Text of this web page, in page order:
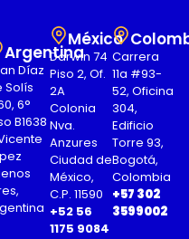
Argentina
Díaz
Solís
6°
B1638
México
Darwin 74
Piso 2, Of.
2A
Colonia
Nva.
Anzures
Ciudad de
México,
C.P. 11590
+52 56
1175 9084
Carrera
11a #93-
52, Oficina
304,
Edificio
Torre 93,
Bogotá,
Colombia
+57 302
3599002